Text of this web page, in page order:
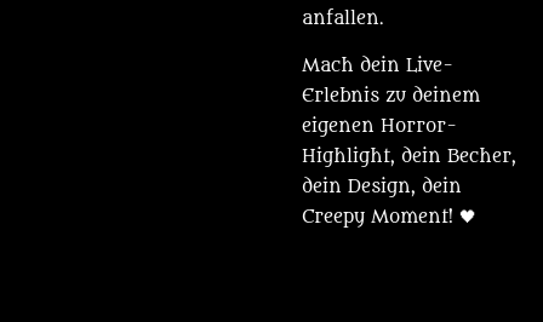
anfallen.
Mach dein Live-
Erlebnis zu deinem
eigenen Horror-
Highlight, dein Becher,
dein Design, dein
Creepy Moment! 🖤